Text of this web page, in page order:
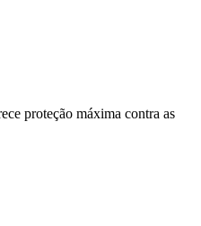
proteção máxima contra as